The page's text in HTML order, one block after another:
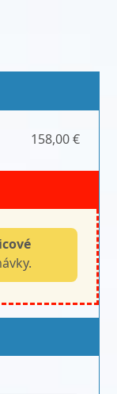
158,00 €